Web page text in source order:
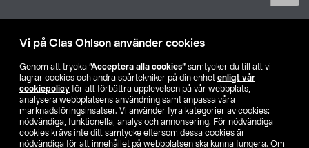
Vi på Clas Ohlson använder cookies
Genom att trycka ”Acceptera alla cookies” samtycker du till att vi
lagrar cookies och andra spårtekniker på din enhet enligt vår
cookiepolicy för att förbättra upplevelsen på vår webbplats,
analysera webbplatsens användning samt anpassa våra
marknadsföringsinsatser. Vi använder fyra kategorier av cookies:
nödvändiga, funktionella, analys och annonsering. För nödvändiga
cookies krävs inte ditt samtycke eftersom dessa cookies är
nödvändiga för att innehållet på webbplatsen ska kunna fungera. Om
Hitta butik
SE NO FI